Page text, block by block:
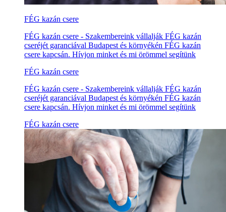
FÉG kazán csere
FÉG kazán csere - Szakembereink vállalják FÉG kazán
cseréjét garanciával Budapest és környékén FÉG kazán
csere kapcsán. Hívjon minket és mi örömmel segítünk
FÉG kazán csere
FÉG kazán csere - Szakembereink vállalják FÉG kazán
cseréjét garanciával Budapest és környékén FÉG kazán
csere kapcsán. Hívjon minket és mi örömmel segítünk
FÉG kazán csere